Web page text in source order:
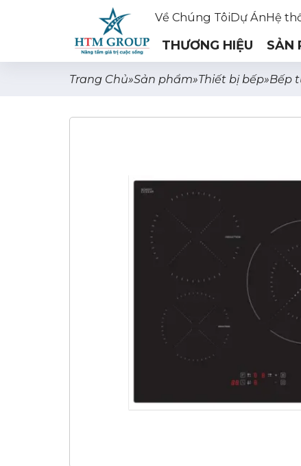
Về Chúng TôiDự ÁnHệ
THƯƠNG HIỆU SẢN
Trang Chủ»Sản phẩm»Thiết bị bếp»Bếp